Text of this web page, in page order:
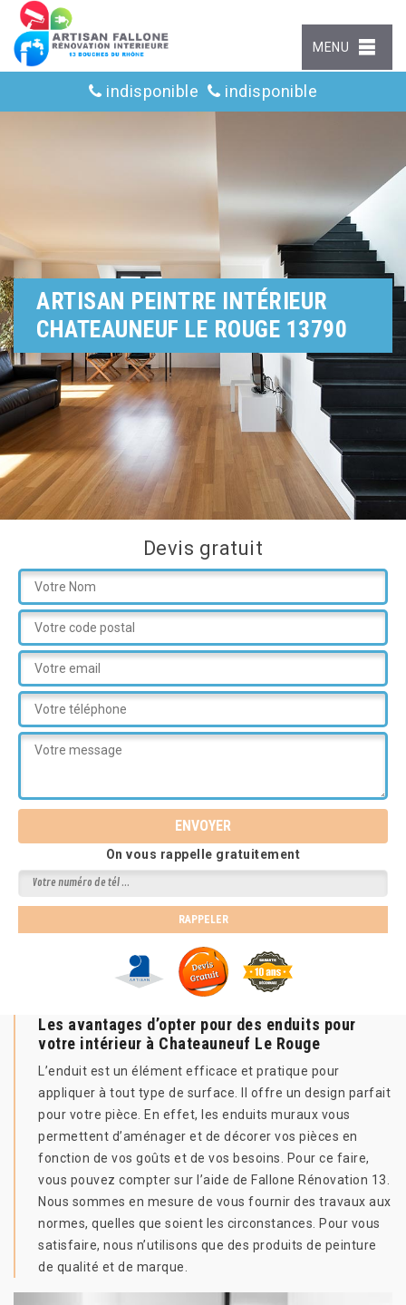
MENU
indisponible indisponible
ARTISAN PEINTRE INTÉRIEUR
CHATEAUNEUF LE ROUGE 13790
Devis gratuit
On vous rappelle gratuitement
Les avantages d’opter pour des enduits pour
votre intérieur à Chateauneuf Le Rouge
L’enduit est un élément efficace et pratique pour
appliquer à tout type de surface. Il offre un design parfait
pour votre pièce. En effet, les enduits muraux vous
permettent d’aménager et de décorer vos pièces en
fonction de vos goûts et de vos besoins. Pour ce faire,
vous pouvez compter sur l’aide de Fallone Rénovation 13.
Nous sommes en mesure de vous fournir des travaux aux
normes, quelles que soient les circonstances. Pour vous
satisfaire, nous n’utilisons que des produits de peinture
de qualité et de marque.